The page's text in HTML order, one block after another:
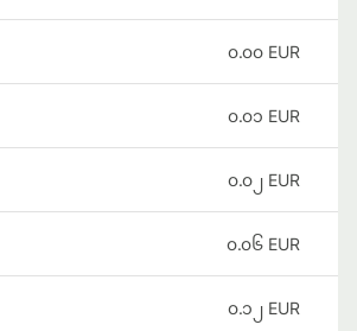
၀.၀၀ EUR
၀.၀၁ EUR
၀.၀၂ EUR
၀.၀၆ EUR
၀.၁၂ EUR